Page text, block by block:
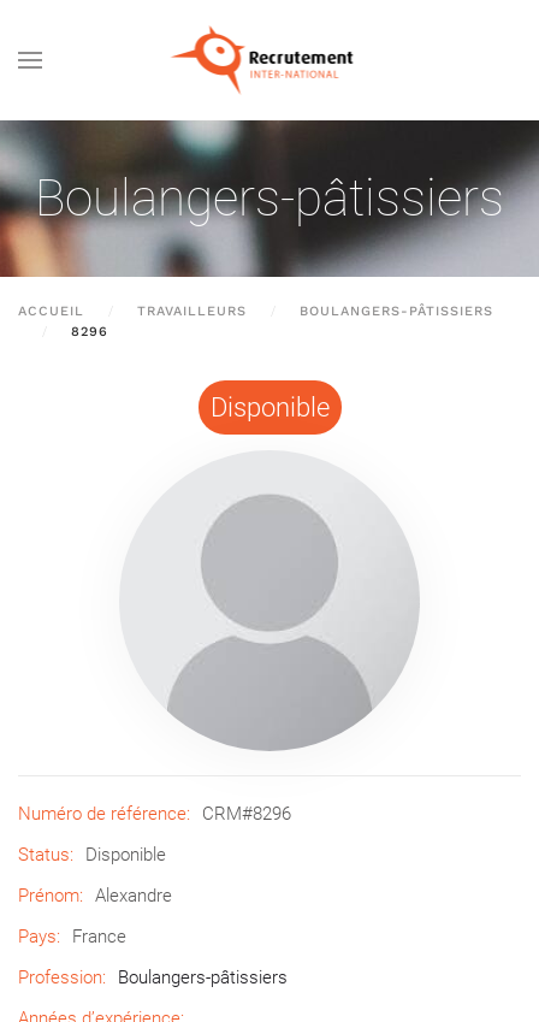
Passer au contenu principal
Boulangers-pâtissiers
ACCUEIL TRAVAILLEURS
BOULANGERS-PÂTISSIERS
8296
Disponible
Numéro de référence:
CRM#8296
Status:
Disponible
Prénom:
Alexandre
Pays:
France
Profession:
Boulangers-pâtissiers